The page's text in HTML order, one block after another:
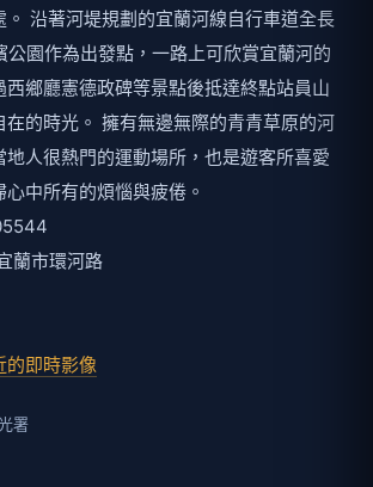
。 沿著河堤規劃的宜蘭河線自行車道全長
公園作為出發點，一路上可欣賞宜蘭河的
西鄉廳憲德政碑等景點後抵達終點站員山
在的時光。 擁有無邊無際的青青草原的河
人很熱門的運動場所，也是遊客所喜愛
中所有的煩惱與疲倦。
蘭市環河路
的即時影像
署